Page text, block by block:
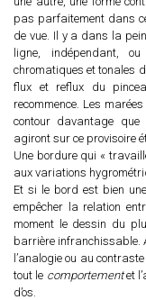
pas parfaitement dans
de vue. Il y a dans la
ligne, indépendant,
chromatiques et tonales
flux et reflux du
recommence. Les
contour davantage que
agiront sur ce provisoire
Une bordure qui «
aux variations
Et si le bord est bien
empêcher la relation
moment le dessin du
barrière infranchissable.
l’analogie ou au
tout le comportementet
d’os.